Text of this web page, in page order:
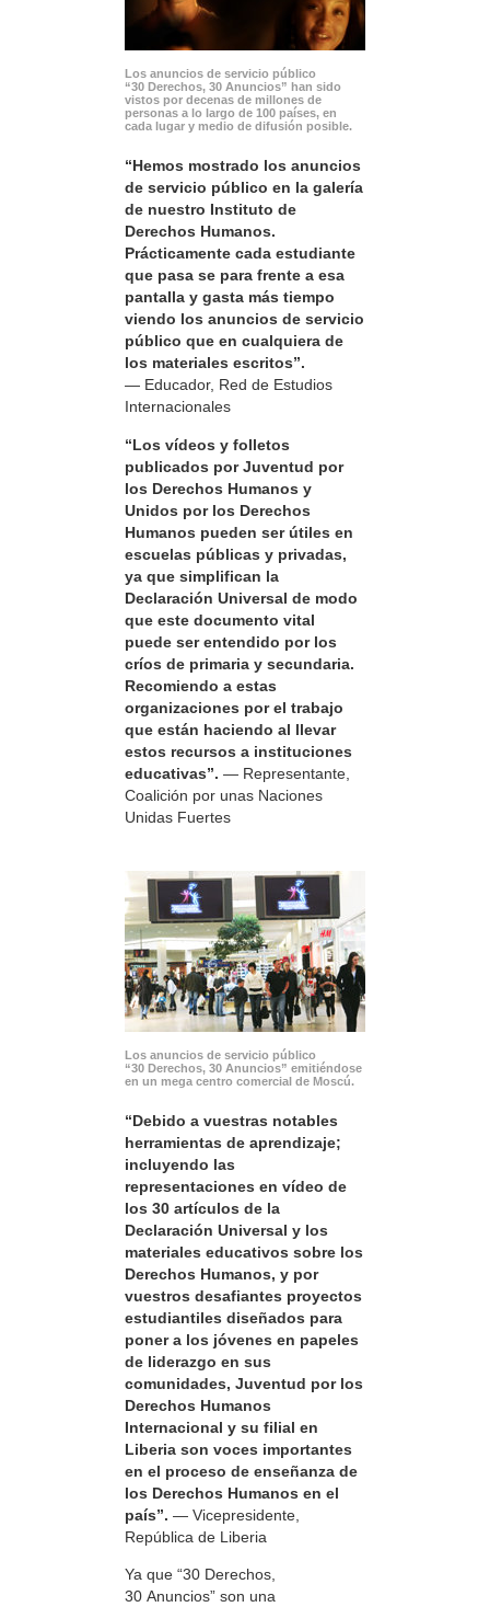
Los anuncios de servicio público
“30 Derechos, 30 Anuncios” han sido
vistos por decenas de millones de
personas a lo largo de 100 países, en
cada lugar y medio de difusión posible.
“Hemos mostrado los anuncios
de servicio público en la galería
de nuestro Instituto de
Derechos Humanos.
Prácticamente cada estudiante
que pasa se para frente a esa
pantalla y gasta más tiempo
viendo los anuncios de servicio
público que en cualquiera de
los materiales escritos”.
— Educador, Red de Estudios
Internacionales
“Los vídeos y folletos
publicados por Juventud por
los Derechos Humanos y
Unidos por los Derechos
Humanos pueden ser útiles en
escuelas públicas y privadas,
ya que simplifican la
Declaración Universal de modo
que este documento vital
puede ser entendido por los
críos de primaria y secundaria.
Recomiendo a estas
organizaciones por el trabajo
que están haciendo al llevar
estos recursos a instituciones
educativas”. — Representante,
Coalición por unas Naciones
Unidas Fuertes
Los anuncios de servicio público
“30 Derechos, 30 Anuncios” emitiéndose
en un mega centro comercial de Moscú.
“Debido a vuestras notables
herramientas de aprendizaje;
incluyendo las
representaciones en vídeo de
los 30 artículos de la
Declaración Universal y los
materiales educativos sobre los
Derechos Humanos, y por
vuestros desafiantes proyectos
estudiantiles diseñados para
poner a los jóvenes en papeles
de liderazgo en sus
comunidades, Juventud por los
Derechos Humanos
Internacional y su filial en
Liberia son voces importantes
en el proceso de enseñanza de
los Derechos Humanos en el
país”. — Vicepresidente,
República de Liberia
Ya que “30 Derechos,
30 Anuncios” son una